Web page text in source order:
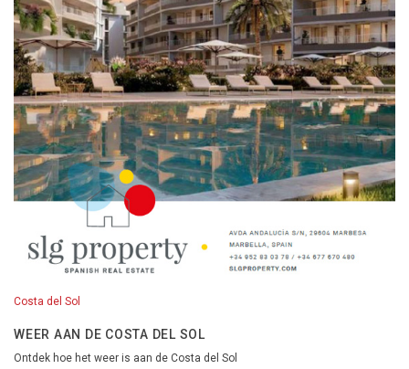
Costa del Sol
WEER AAN DE COSTA DEL SOL
Ontdek hoe het weer is aan de Costa del Sol